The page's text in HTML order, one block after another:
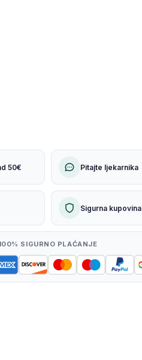
50€ Pitajte ljekarnika
Sigurna kupovina
SIGURNO PLAĆANJE